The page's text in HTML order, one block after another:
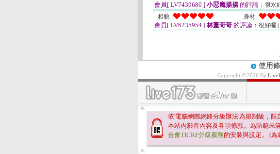
會員[ LV7439680 ] 小惡魔揚揚 的評論： 很水
相貌 身材
會員[ LV6235954 ] 林董哥哥 的評論： 很好喔
使用
Copyright © 2026 By
依'電腦網際網路分級辦法'為限制級，限
本站內影音內容及各項條款。為防範未
金會TICRF分級服務的安裝與設定。 (為